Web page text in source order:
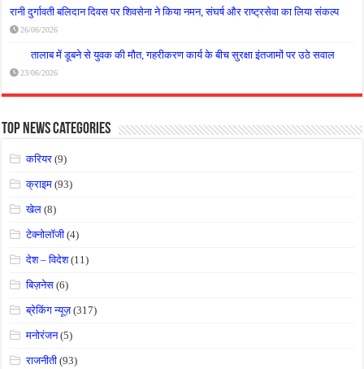
रानी दुर्गावती बलिदान दिवस पर शिवसेना ने किया नमन, संघर्ष और राष्ट्रसेवा का लिया संकल्प
26/06/2026
तालाब में डूबने से युवक की मौत, गहरीकरण कार्य के बीच सुरक्षा इंतजामों पर उठे सवाल
23/06/2026
Top News Categories
करियर (9)
क्राइम (93)
खेल (8)
टेक्नोलॉजी (4)
देश – विदेश(11)
बिज़नेस (6)
ब्रेकिंग न्यूज़(317)
मनोरंजन(5)
राजनीती (93)